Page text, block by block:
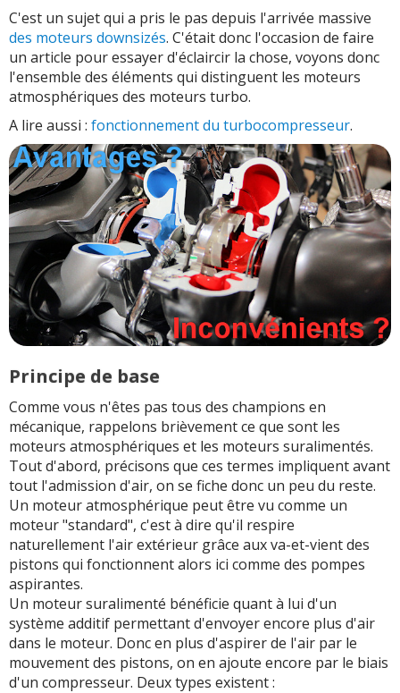
Inertie plus importante ?
Réponse moins rapide
Moins noble ?
Fiabilité : turbo en berne
C'est un sujet qui a pris le pas depuis l'arrivée massive
des moteurs downsizés. C'était donc l'occasion de faire
un article pour essayer d'éclaircir la chose, voyons donc
l'ensemble des éléments qui distinguent les moteurs
atmosphériques des moteurs turbo.
A lire aussi : fonctionnement du turbocompresseur.
Principe de base
Comme vous n'êtes pas tous des champions en
mécanique, rappelons brièvement ce que sont les
moteurs atmosphériques et les moteurs suralimentés.
Tout d'abord, précisons que ces termes impliquent avant
tout l'admission d'air, on se fiche donc un peu du reste.
Un moteur atmosphérique peut être vu comme un
moteur "standard", c'est à dire qu'il respire
naturellement l'air extérieur grâce aux va-et-vient des
pistons qui fonctionnent alors ici comme des pompes
aspirantes.
Un moteur suralimenté bénéficie quant à lui d'un
système additif permettant d'envoyer encore plus d'air
dans le moteur. Donc en plus d'aspirer de l'air par le
mouvement des pistons, on en ajoute encore par le biais
d'un compresseur. Deux types existent :